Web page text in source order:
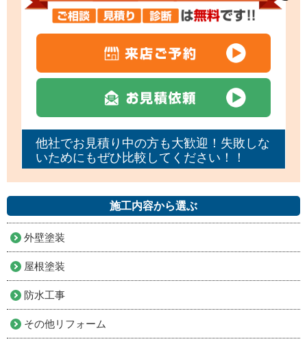
他社でお見積り中の方も大歓迎！失敗しな
いためにもぜひ比較してください！！
施工内容から選ぶ
外壁塗装
屋根塗装
防水工事
その他リフォーム